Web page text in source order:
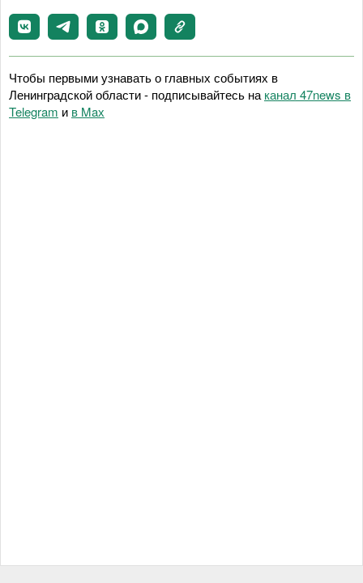
Чтобы первыми узнавать о главных событиях в
Ленинградской области - подписывайтесь на канал 47news в
Telegram и в Maх